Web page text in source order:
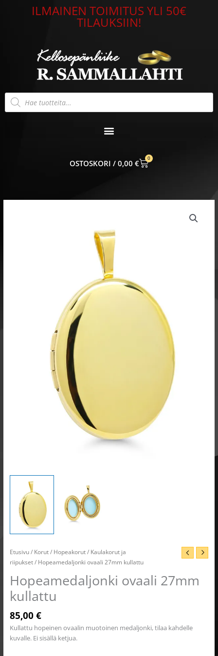
ILMAINEN TOIMITUS YLI 50€
TILAUKSIIN!
Products
search
0,00 €
0
CART
Etusivu/ Korut/ Hopeakorut/ Kaulakorut ja
riipukset/ Hopeamedaljonki ovaali 27mm kullattu
Hopeamedaljonki ovaali 27mm
kullattu
85,00€
Kullattu hopeinen ovaalin muotoinen medaljonki, tilaa kahdelle
kuvalle. Ei sisällä ketjua.